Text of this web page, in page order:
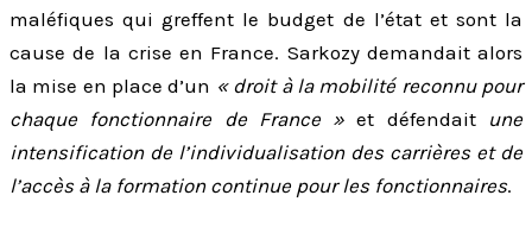
maléfiques qui greffent le budget de l’état et sont la
cause de la crise en France. Sarkozy demandait alors
la mise en place d’un « droit à la mobilité reconnu pour
chaque fonctionnaire de France » et défendait une
intensification de l’individualisation des carrières et de
l’accès à la formation continue pour les fonctionnaires.